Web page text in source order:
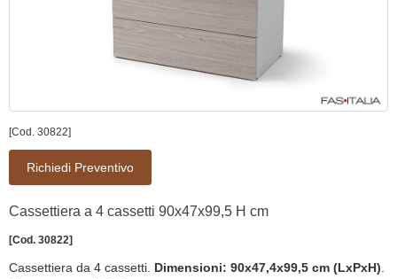
[Cod. 30822]
Richiedi Preventivo
Cassettiera a 4 cassetti 90x47x99,5 H cm
[Cod. 30822]
Cassettiera da 4 cassetti. Dimensioni: 90x47,4x99,5 cm (LxPxH).